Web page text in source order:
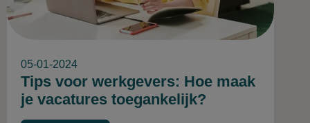
05-01-2024
Tips voor werkgevers: Hoe maak
je vacatures toegankelijk?